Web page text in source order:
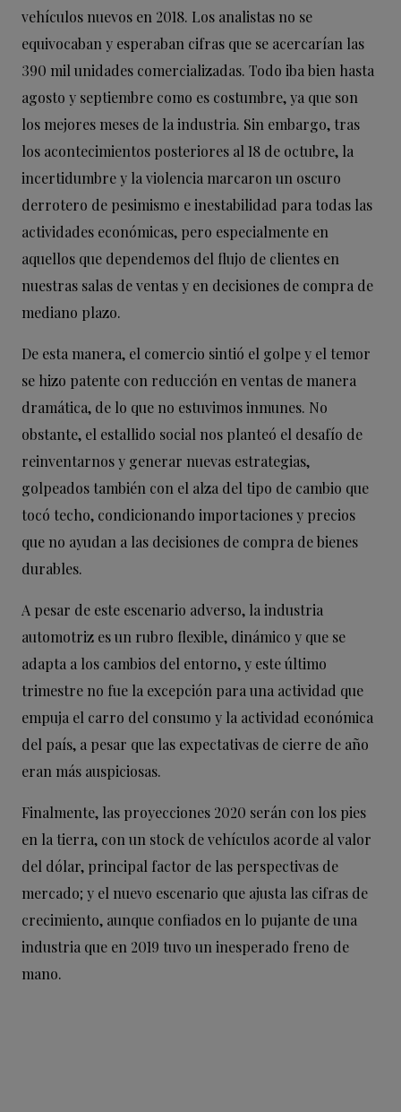
vehículos nuevos en 2018. Los analistas no se
equivocaban y esperaban cifras que se acercarían las
390 mil unidades comercializadas. Todo iba bien hasta
agosto y septiembre como es costumbre, ya que son
los mejores meses de la industria. Sin embargo, tras
los acontecimientos posteriores al 18 de octubre, la
incertidumbre y la violencia marcaron un oscuro
derrotero de pesimismo e inestabilidad para todas las
actividades económicas, pero especialmente en
aquellos que dependemos del flujo de clientes en
nuestras salas de ventas y en decisiones de compra de
mediano plazo.
De esta manera, el comercio sintió el golpe y el temor
se hizo patente con reducción en ventas de manera
dramática, de lo que no estuvimos inmunes. No
obstante, el estallido social nos planteó el desafío de
reinventarnos y generar nuevas estrategias,
golpeados también con el alza del tipo de cambio que
tocó techo, condicionando importaciones y precios
que no ayudan a las decisiones de compra de bienes
durables.
A pesar de este escenario adverso, la industria
automotriz es un rubro flexible, dinámico y que se
adapta a los cambios del entorno, y este último
trimestre no fue la excepción para una actividad que
empuja el carro del consumo y la actividad económica
del país, a pesar que las expectativas de cierre de año
eran más auspiciosas.
Finalmente, las proyecciones 2020 serán con los pies
en la tierra, con un stock de vehículos acorde al valor
del dólar, principal factor de las perspectivas de
mercado; y el nuevo escenario que ajusta las cifras de
crecimiento, aunque confiados en lo pujante de una
industria que en 2019 tuvo un inesperado freno de
mano.